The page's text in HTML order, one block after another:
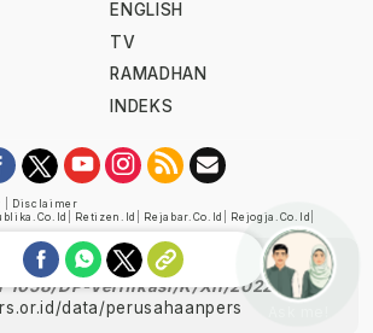
ENGLISH
TV
RAMADHAN
INDEKS
Disclaimer
Retizen.id Rejabar.co.id Rejogja.co.id
diverifikasi oleh Dewan Pers
1058/DP-Verifikasi/K/XII/2022
data/perusahaanpers